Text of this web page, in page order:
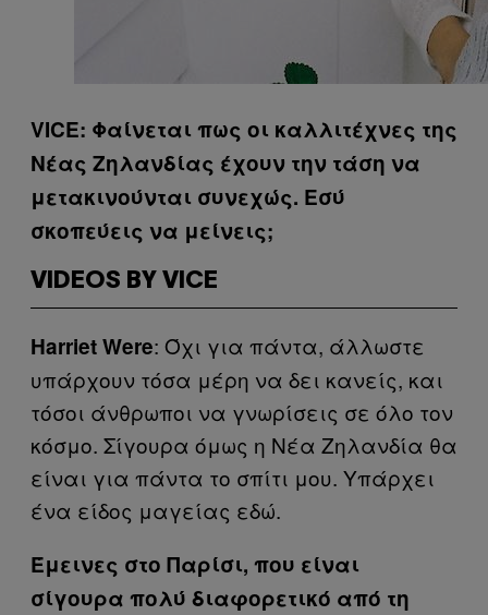
VICE: Φαίνεται πως οι καλλιτέχνες της
Νέας Ζηλανδίας έχουν την τάση να
μετακινούνται συνεχώς. Εσύ
σκοπεύεις να μείνεις;
VIDEOS BY VICE
Harriet Were: Όχι για πάντα, άλλωστε
υπάρχουν τόσα μέρη να δει κανείς, και
τόσοι άνθρωποι να γνωρίσεις σε όλο τον
κόσμο. Σίγουρα όμως η Νέα Ζηλανδία θα
είναι για πάντα το σπίτι μου. Υπάρχει
ένα είδος μαγείας εδώ.
Έμεινες στο Παρίσι, που είναι
σίγουρα πολύ διαφορετικό από τη